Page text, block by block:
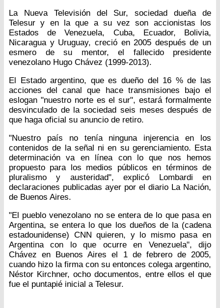
La Nueva Televisión del Sur, sociedad dueña de
Telesur y en la que a su vez son accionistas los
Estados de Venezuela, Cuba, Ecuador, Bolivia,
Nicaragua y Uruguay, creció en 2005 después de un
esmero de su mentor, el fallecido presidente
venezolano Hugo Chávez (1999-2013).
El Estado argentino, que es dueño del 16 % de las
acciones del canal que hace transmisiones bajo el
eslogan "nuestro norte es el sur", estará formalmente
desvinculado de la sociedad seis meses después de
que haga oficial su anuncio de retiro.
"Nuestro país no tenía ninguna injerencia en los
contenidos de la señal ni en su gerenciamiento. Esta
determinación va en línea con lo que nos hemos
propuesto para los medios públicos en términos de
pluralismo y austeridad", explicó Lombardi en
declaraciones publicadas ayer por el diario La Nación,
de Buenos Aires.
"El pueblo venezolano no se entera de lo que pasa en
Argentina, se entera lo que los dueños de la (cadena
estadounidense) CNN quieren, y lo mismo pasa en
Argentina con lo que ocurre en Venezuela", dijo
Chávez en Buenos Aires el 1 de febrero de 2005,
cuando hizo la firma con su entonces colega argentino,
Néstor Kirchner, ocho documentos, entre ellos el que
fue el puntapié inicial a Telesur.